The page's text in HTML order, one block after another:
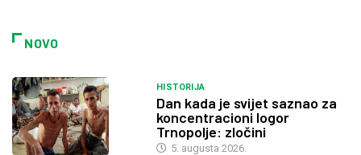
NOVO
HISTORIJA
Dan kada je svijet saznao za
koncentracioni logor
Trnopolje: zločini
5. augusta 2026.